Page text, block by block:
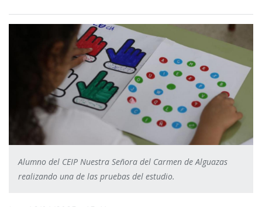
Alumno del CEIP Nuestra Señora del Carmen de Alguazas
realizando una de las pruebas del estudio.